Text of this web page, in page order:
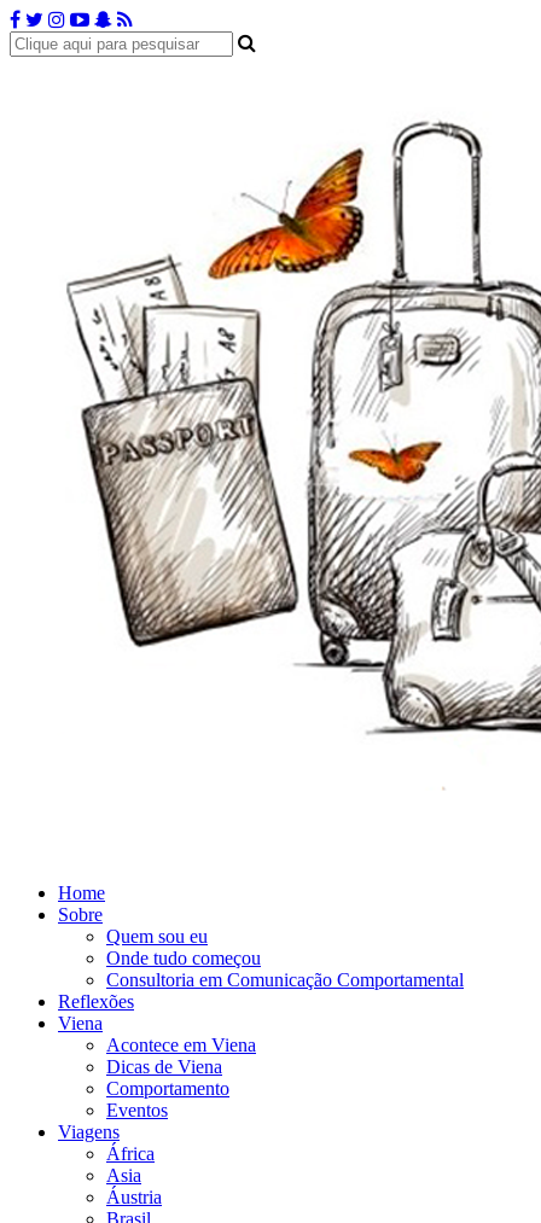
Home
Sobre
Quem sou eu
Onde tudo começou
Consultoria em Comunicação Comportamental
Reflexões
Viena
Acontece em Viena
Dicas de Viena
Comportamento
Eventos
Viagens
África
Asia
Áustria
Brasil